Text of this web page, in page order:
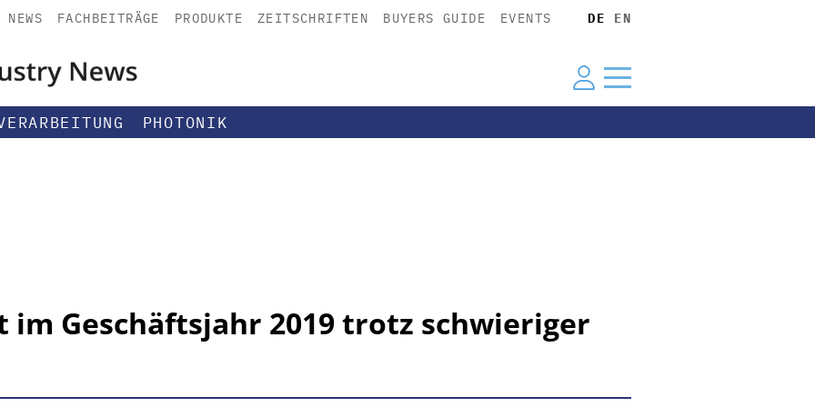
NEWS FACHBEITRÄGE PRODUKTE ZEITSCHRIFTEN BUYERS GUIDE EVENTS DE EN
PHOTONIK
im Geschäftsjahr 2019 trotz schwieriger